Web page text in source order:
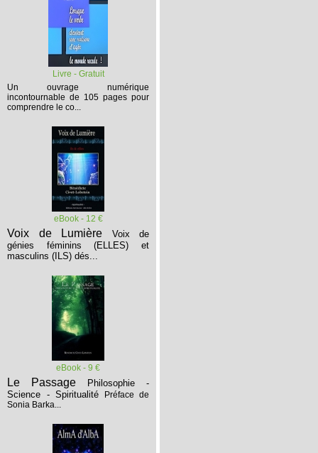
Livre - Gratuit
Un ouvrage numérique
incontournable de 105 pages pour
comprendre le co...
eBook - 12 €
Voix de Lumière
Voix de
génies féminins (ELLES) et
masculins (ILS) dés...
eBook - 9 €
Le Passage
Philosophie -
Science - Spiritualité
Préface de
Sonia Barka...